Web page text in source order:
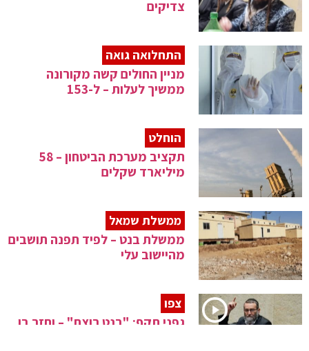
צדיקים
התחלואה גואה
מניין החולים קשה מקורונה
ממשיך לעלות – ל-153
הוחלט
תקציב מערכת הביטחון – 58
מיליארד שקלים
ממשלת שמאל
ממשלת בנט – לפיד תפנה תושבים
מהיישוב עלי
צפו
גפני תקף: "בנט רוצח" – וחזר בו